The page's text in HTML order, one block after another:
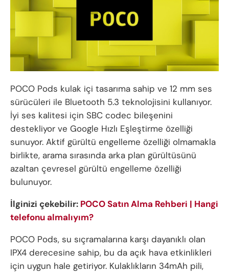
POCO Pods kulak içi tasarıma sahip ve 12 mm ses
sürücüleri ile Bluetooth 5.3 teknolojisini kullanıyor.
İyi ses kalitesi için SBC codec bileşenini
destekliyor ve Google Hızlı Eşleştirme özelliği
sunuyor. Aktif gürültü engelleme özelliği olmamakla
birlikte, arama sırasında arka plan gürültüsünü
azaltan çevresel gürültü engelleme özelliği
bulunuyor.
İlginizi çekebilir: POCO Satın Alma Rehberi | Hangi
telefonu almalıyım?
POCO Pods, su sıçramalarına karşı dayanıklı olan
IPX4 derecesine sahip, bu da açık hava etkinlikleri
için uygun hale getiriyor. Kulaklıkların 34mAh pili,